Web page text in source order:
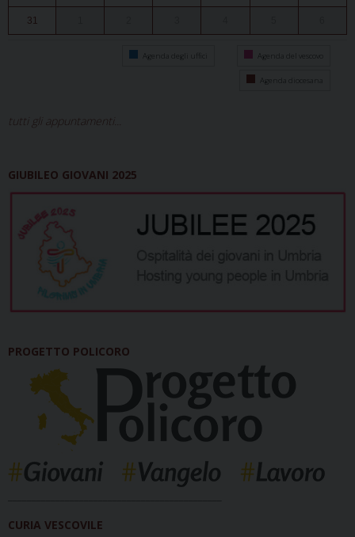
31
Agenda degli uffici Agenda del vescovo
Agenda diocesana
tutti gli appuntamenti...
GIUBILEO GIOVANI 2025
PROGETTO POLICORO
CURIA VESCOVILE